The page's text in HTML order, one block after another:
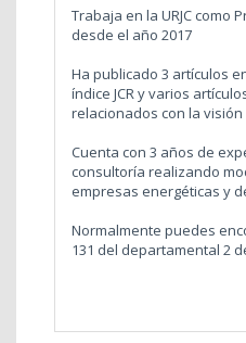
Trabaja en la URJC como
desde el año 2017
Ha publicado 3 artículos
índice JCR y varios
relacionados con la visión
Cuenta con 3 años de
consultoría realizando
empresas energéticas y
Normalmente puedes
131 del departamental 2